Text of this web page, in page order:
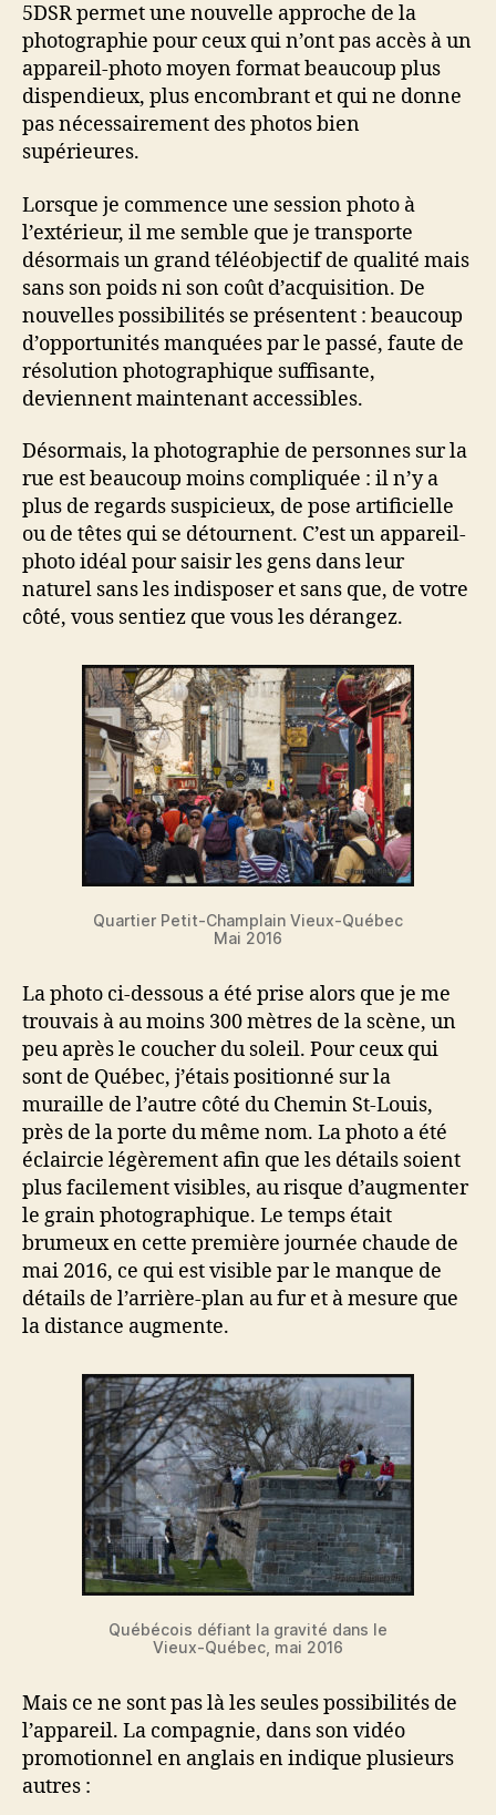
5DSR permet une nouvelle approche de la
photographie pour ceux qui n’ont pas accès à un
appareil-photo moyen format beaucoup plus
dispendieux, plus encombrant et qui ne donne
pas nécessairement des photos bien
supérieures.
Lorsque je commence une session photo à
l’extérieur, il me semble que je transporte
désormais un grand téléobjectif de qualité mais
sans son poids ni son coût d’acquisition. De
nouvelles possibilités se présentent : beaucoup
d’opportunités manquées par le passé, faute de
résolution photographique suffisante,
deviennent maintenant accessibles.
Désormais, la photographie de personnes sur la
rue est beaucoup moins compliquée : il n’y a
plus de regards suspicieux, de pose artificielle
ou de têtes qui se détournent. C’est un appareil-
photo idéal pour saisir les gens dans leur
naturel sans les indisposer et sans que, de votre
côté, vous sentiez que vous les dérangez.
Quartier Petit-Champlain Vieux-Québec
Mai 2016
La photo ci-dessous a été prise alors que je me
trouvais à au moins 300 mètres de la scène, un
peu après le coucher du soleil. Pour ceux qui
sont de Québec, j’étais positionné sur la
muraille de l’autre côté du Chemin St-Louis,
près de la porte du même nom. La photo a été
éclaircie légèrement afin que les détails soient
plus facilement visibles, au risque d’augmenter
le grain photographique. Le temps était
brumeux en cette première journée chaude de
mai 2016, ce qui est visible par le manque de
détails de l’arrière-plan au fur et à mesure que
la distance augmente.
Québécois défiant la gravité dans le
Vieux-Québec, mai 2016
Mais ce ne sont pas là les seules possibilités de
l’appareil. La compagnie, dans son vidéo
promotionnel en anglais en indique plusieurs
autres :